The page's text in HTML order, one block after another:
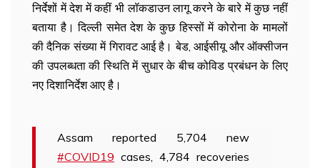
निर्देशों में देश में कहीं भी लॉकडाउन लागू करने के बारे में कुछ नहीं
बताया है। दिल्ली समेत देश के कुछ हिस्सों में कोरोना के मामलों
की दैनिक संख्या में गिरावट आई है। बेड, आईसीयू और ऑक्सीजन
की उपलब्धता की स्थिति में सुधार के बीच कोविड प्रबंधन के लिए
नए दिशानिर्देश आए है।
Assam reported 5,704 new
#COVID19 cases, 4,784 recoveries